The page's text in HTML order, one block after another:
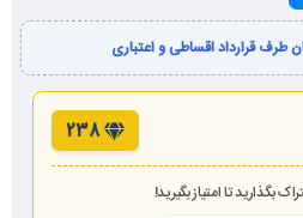
طرف قرارداد اقساطی و اعتباری
238
بگذارید تا امتیاز بگیرید!